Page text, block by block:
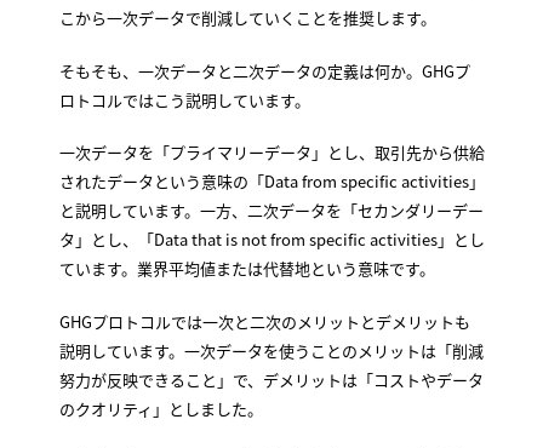
こから一次データで削減していくことを推奨します。
そもそも、一次データと二次データの定義は何か。GHGプ
ロトコルではこう説明しています。
一次データを「プライマリーデータ」とし、取引先から供給
されたデータという意味の「Data from specific activities」
と説明しています。一方、二次データを「セカンダリーデー
タ」とし、「Data that is not from specific activities」とし
ています。業界平均値または代替地という意味です。
GHGプロトコルでは一次と二次のメリットとデメリットも
説明しています。一次データを使うことのメリットは「削減
努力が反映できること」で、デメリットは「コストやデータ
のクオリティ」としました。